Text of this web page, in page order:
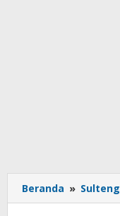
Beranda » Sulteng